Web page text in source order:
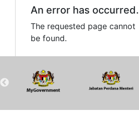
An error has occurred.
The requested page cannot
be found.